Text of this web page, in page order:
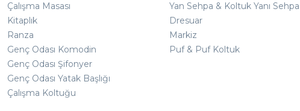
Çalışma Masası
Kitaplık
Ranza
Genç Odası Komodin
Genç Odası Şifonyer
Genç Odası Yatak Başlığı
Çalışma Koltuğu
Yan Sehpa & Koltuk Yanı Sehpa
Dresuar
Markiz
Puf & Puf Koltuk